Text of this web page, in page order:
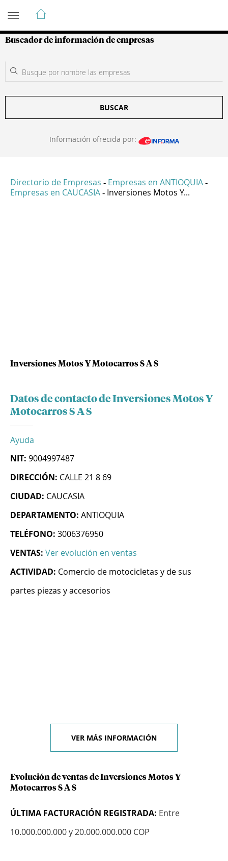
Guía de Empresas Colombianas
Buscador de información de empresas
BUSCAR
Información ofrecida por:
Directorio de Empresas - Empresas en ANTIOQUIA -
Empresas en CAUCASIA - Inversiones Motos Y...
Inversiones Motos Y Motocarros S A S
Datos de contacto de Inversiones Motos Y
Motocarros S A S
Ayuda
NIT: 9004997487
DIRECCIÓN: CALLE 21 8 69
CIUDAD: CAUCASIA
DEPARTAMENTO: ANTIOQUIA
TELÉFONO: 3006376950
VENTAS: Ver evolución en ventas
ACTIVIDAD: Comercio de motocicletas y de sus
partes piezas y accesorios
VER MÁS INFORMACIÓN
Evolución de ventas de Inversiones Motos Y
Motocarros S A S
ÚLTIMA FACTURACIÓN REGISTRADA: Entre
10.000.000.000 y 20.000.000.000 COP